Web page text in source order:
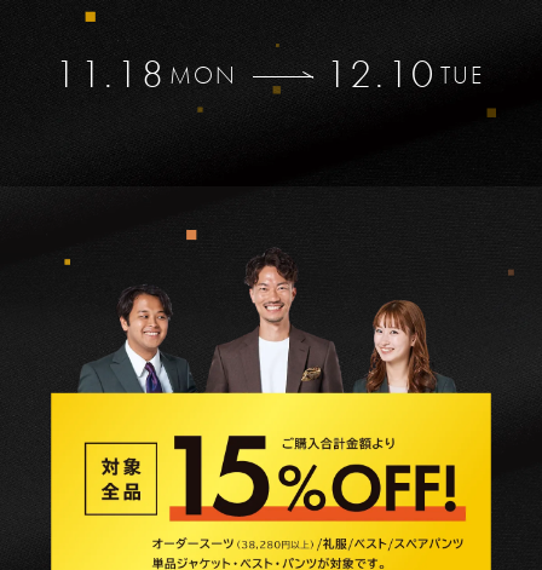
11.18MON
〜
12.10 TUE
選
択